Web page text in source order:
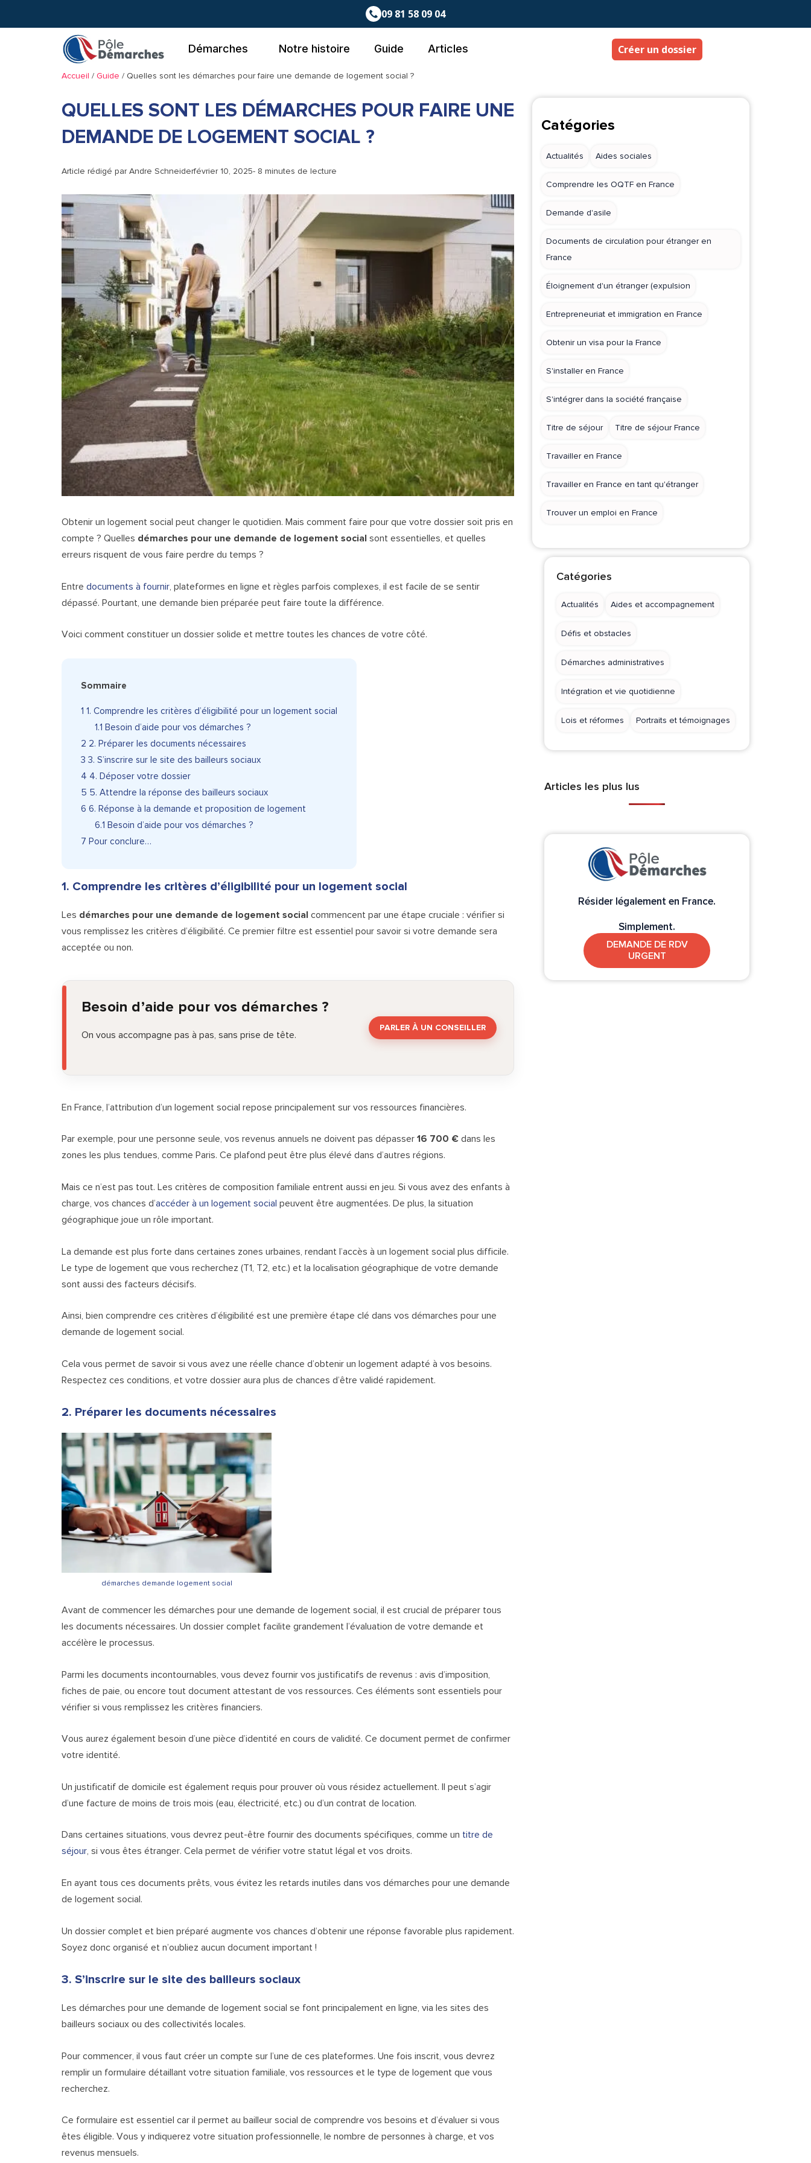
09 81 58 09 04
Démarches Notre histoire Guide Articles Créer un dossier
Accueil / Guide / Quelles sont les démarches pour faire une demande de logement social ?
QUELLES SONT LES DÉMARCHES POUR FAIRE UNE
DEMANDE DE LOGEMENT SOCIAL ?
Article rédigé parAndre Schneiderfévrier 10, 2025- 8 minutes de lecture
Obtenir un logement social peut changer le quotidien. Mais comment faire pour que votre dossier soit pris en
compte ? Quelles démarches pour une demande de logement social sont essentielles, et quelles
erreurs risquent de vous faire perdre du temps ?
Entre documents à fournir, plateformes en ligne et règles parfois complexes, il est facile de se sentir
dépassé. Pourtant, une demande bien préparée peut faire toute la différence.
Voici comment constituer un dossier solide et mettre toutes les chances de votre côté.
Sommaire
1 1. Comprendre les critères d’éligibilité pour un logement social
1.1 Besoin d’aide pour vos démarches ?
2 2. Préparer les documents nécessaires
3 3. S’inscrire sur le site des bailleurs sociaux
4 4. Déposer votre dossier
5 5. Attendre la réponse des bailleurs sociaux
6 6. Réponse à la demande et proposition de logement
6.1 Besoin d’aide pour vos démarches ?
7 Pour conclure…
1. Comprendre les critères d’éligibilité pour un logement social
Les démarches pour une demande de logement social commencent par une étape cruciale : vérifier si
vous remplissez les critères d’éligibilité. Ce premier filtre est essentiel pour savoir si votre demande sera
acceptée ou non.
Besoin d’aide pour vos démarches ?
On vous accompagne pas à pas, sans prise de tête.
PARLER À UN CONSEILLER
En France, l’attribution d’un logement social repose principalement sur vos ressources financières.
Par exemple, pour une personne seule, vos revenus annuels ne doivent pas dépasser 16 700 € dans les
zones les plus tendues, comme Paris. Ce plafond peut être plus élevé dans d’autres régions.
Mais ce n’est pas tout. Les critères de composition familiale entrent aussi en jeu. Si vous avez des enfants à
charge, vos chances d’accéder à un logement social peuvent être augmentées. De plus, la situation
géographique joue un rôle important.
La demande est plus forte dans certaines zones urbaines, rendant l’accès à un logement social plus difficile.
Le type de logement que vous recherchez (T1, T2, etc.) et la localisation géographique de votre demande
sont aussi des facteurs décisifs.
Ainsi, bien comprendre ces critères d’éligibilité est une première étape clé dans vos démarches pour une
demande de logement social.
Cela vous permet de savoir si vous avez une réelle chance d’obtenir un logement adapté à vos besoins.
Respectez ces conditions, et votre dossier aura plus de chances d’être validé rapidement.
2. Préparer les documents nécessaires
démarches demande logement social
Avant de commencer les démarches pour une demande de logement social, il est crucial de préparer tous
les documents nécessaires. Un dossier complet facilite grandement l’évaluation de votre demande et
accélère le processus.
Parmi les documents incontournables, vous devez fournir vos justificatifs de revenus : avis d’imposition,
fiches de paie, ou encore tout document attestant de vos ressources. Ces éléments sont essentiels pour
vérifier si vous remplissez les critères financiers.
Vous aurez également besoin d’une pièce d’identité en cours de validité. Ce document permet de confirmer
votre identité.
Un justificatif de domicile est également requis pour prouver où vous résidez actuellement. Il peut s’agir
d’une facture de moins de trois mois (eau, électricité, etc.) ou d’un contrat de location.
Dans certaines situations, vous devrez peut-être fournir des documents spécifiques, comme un titre de
séjour, si vous êtes étranger. Cela permet de vérifier votre statut légal et vos droits.
En ayant tous ces documents prêts, vous évitez les retards inutiles dans vos démarches pour une demande
de logement social.
Un dossier complet et bien préparé augmente vos chances d’obtenir une réponse favorable plus rapidement.
Soyez donc organisé et n’oubliez aucun document important !
3. S’inscrire sur le site des bailleurs sociaux
Les démarches pour une demande de logement social se font principalement en ligne, via les sites des
bailleurs sociaux ou des collectivités locales.
Pour commencer, il vous faut créer un compte sur l’une de ces plateformes. Une fois inscrit, vous devrez
remplir un formulaire détaillant votre situation familiale, vos ressources et le type de logement que vous
recherchez.
Ce formulaire est essentiel car il permet au bailleur social de comprendre vos besoins et d’évaluer si vous
êtes éligible. Vous y indiquerez votre situation professionnelle, le nombre de personnes à charge, et vos
revenus mensuels.
Catégories
Actualités Aides sociales
Comprendre les OQTF en France
Demande d'asile
Documents de circulation pour étranger en
France
Éloignement d'un étranger (expulsion
Entrepreneuriat et immigration en France
Obtenir un visa pour la France
S'installer en France
S'intégrer dans la société française
Titre de séjour Titre de séjour France
Travailler en France
Travailler en France en tant qu'étranger
Trouver un emploi en France
Catégories
Actualités Aides et accompagnement
Défis et obstacles
Démarches administratives
Intégration et vie quotidienne
Lois et réformes Portraits et témoignages
Articles les plus lus
Résider légalement en France.
Simplement.
DEMANDE DE RDV
URGENT